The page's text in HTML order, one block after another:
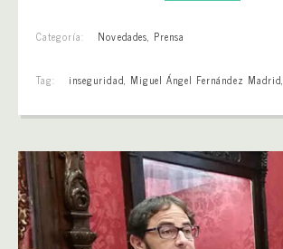
Categoría: Novedades, Prensa
Tag: inseguridad, Miguel Ángel Fernández Madrid,